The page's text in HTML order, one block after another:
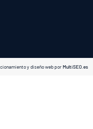
y diseño web porMultiSEO.es